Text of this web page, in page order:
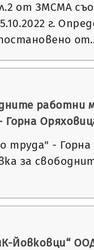
от ЗМСМА
г.
работни
труда" -
за
Йовковци“